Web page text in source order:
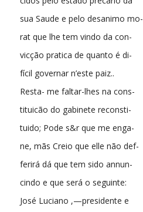
sua Saude e pelo desanimo mo-
rat que lhe tem vindo da con-
vicção pratica de quanto é di-
fícil governar n’este paiz..
Resta- me faltar-lhes na cons-
tituicão do gabinete reconsti-
tuido; Pode s&r que me enga-
ne, mãs Creio que elle não def-
ferirá dá que tem sido annun-
cindo e que será o seguinte:
José Luciano ,—presidente e